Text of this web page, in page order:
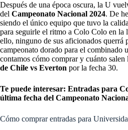
Después de una época oscura, la U
del Campeonato Nacional 2024. De
siendo el único equipo que tuvo la
para seguirle el ritmo a Colo Colo en la
ello, ninguno de sus aficionados querrá
campeonato dorado para el combinado
contamos cómo comprar y cuánto salen
de Chile vs Everton por la fecha 30.
Te puede interesar: Entradas para
última fecha del Campeonato
Cómo comprar entradas para